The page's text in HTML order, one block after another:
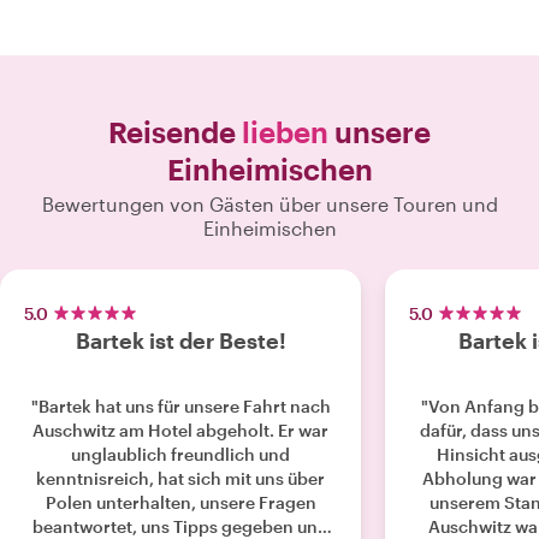
Reisende lieben unsere
Einheimischen
Bewertungen von Gästen über unsere Touren und
Einheimischen
5.0
Bartek ist der Beste!
"Bartek hat uns für unsere Fahrt nach
Auschwitz am Hotel abgeholt. Er war
unglaublich freundlich und
kenntnisreich, hat sich mit uns über
Polen unterhalten, unsere Fragen
beantwortet, uns Tipps gegeben und
5.0
Bartek
"Von Anfang
dafür, dass
Hinsicht
Abholung
unserem
Auschwitz